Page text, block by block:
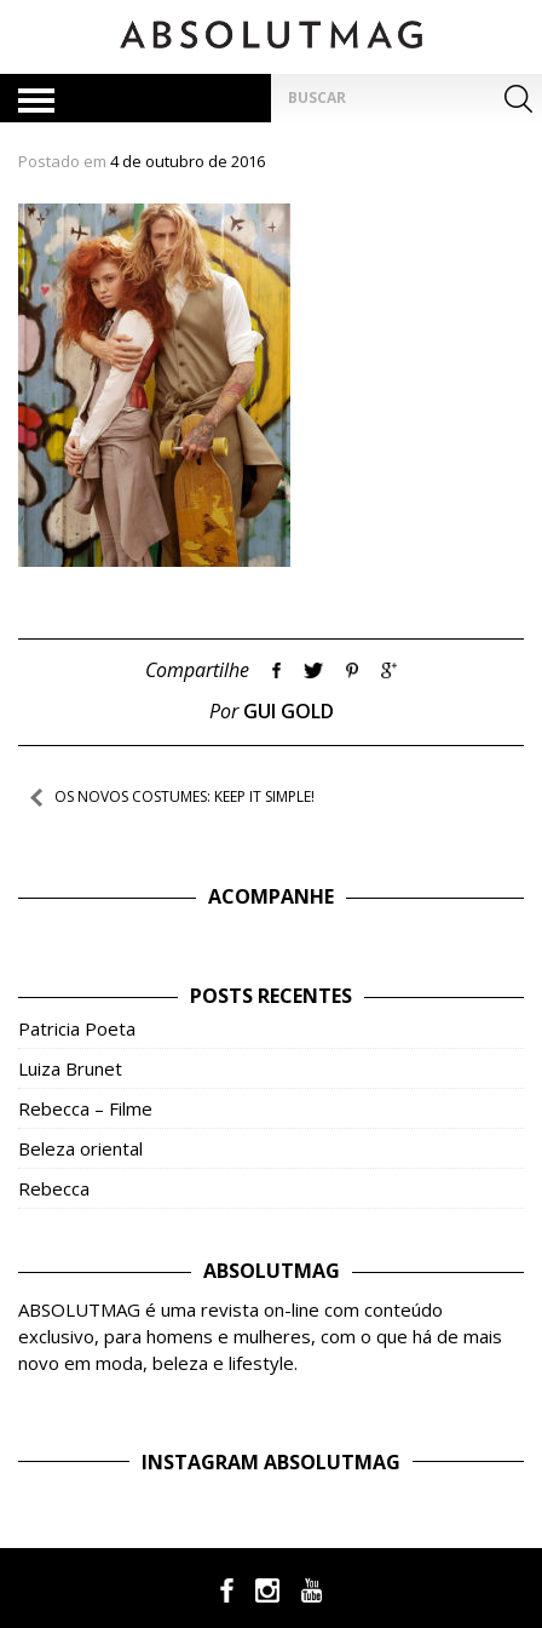
por:
Postado em 4 de outubro de 2016
Compartilhe
PorGUI GOLD
Navegação
OS NOVOS COSTUMES: KEEP IT SIMPLE!
ACOMPANHE
POSTS RECENTES
Patricia Poeta
Luiza Brunet
Rebecca – Filme
Beleza oriental
Rebecca
ABSOLUTMAG
ABSOLUTMAG é uma revista on-line com conteúdo
exclusivo, para homens e mulheres, com o que há de mais
novo em moda, beleza e lifestyle.
INSTAGRAM ABSOLUTMAG